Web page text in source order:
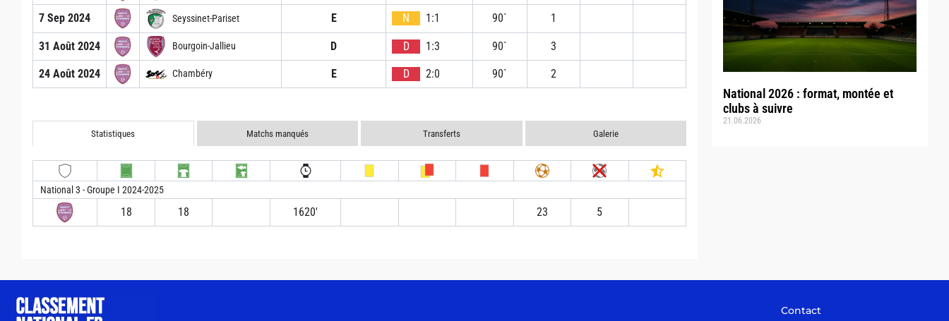
National 2026 : format, montée et
clubs à suivre
21.06.2026
7 Sep 2024 Seyssinet-Pariset E N 1:1 90` 1
31 Août 2024 Bourgoin-Jallieu D D 1:3 90` 3
24 Août 2024 Chambéry E D 2:0 90` 2
Statistiques Matchs manqués Transferts Galerie
National 3 - Groupe I 2024-2025
18 18 1620′ 23 5
Contact